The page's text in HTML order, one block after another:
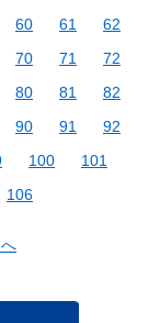
60 61
62
70 71
72
80 81
82
90 91
92
100
101
106